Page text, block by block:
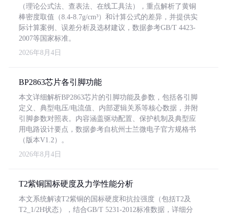
（理论公式法、查表法、在线工具法），重点解析了黄铜
棒密度取值（8.4-8.7g/cm³）和计算公式的差异，并提供实
际计算案例、误差分析及选材建议，数据参考GB/T 4423-
2007等国家标准。
2026年8月4日
BP2863芯片各引脚功能
本文详细解析BP2863芯片的引脚功能及参数，包括各引脚
定义、典型电压/电流值、内部逻辑关系等核心数据，并附
引脚参数对照表。内容涵盖驱动配置、保护机制及典型应
用电路设计要点，数据参考自杭州士兰微电子官方规格书
（版本V1.2）。
2026年8月4日
T2紫铜国标硬度及力学性能分析
本文系统解读T2紫铜的国标硬度和抗拉强度（包括T2及
T2_1/2H状态），结合GB/T 5231-2012标准数据，详细分